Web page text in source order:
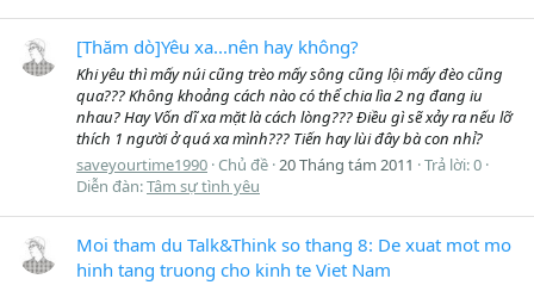
[Thăm dò]Yêu xa...nên hay không?
Khi yêu thì mấy núi cũng trèo mấy sông cũng lội mấy đèo cũng
qua??? Không khoảng cách nào có thể chia lìa 2 ng đang iu
nhau? Hay Vốn dĩ xa mặt là cách lòng??? Điều gì sẽ xảy ra nếu lỡ
thích 1 người ở quá xa mình??? Tiến hay lùi đây bà con nhỉ?
saveyourtime1990 Chủ đề 20 Tháng tám 2011
Trả lời: 0
Diễn đàn:Tâm sự tình yêu
Moi tham du Talk&Think so thang 8: De xuat mot mo
hinh tang truong cho kinh te Viet Nam